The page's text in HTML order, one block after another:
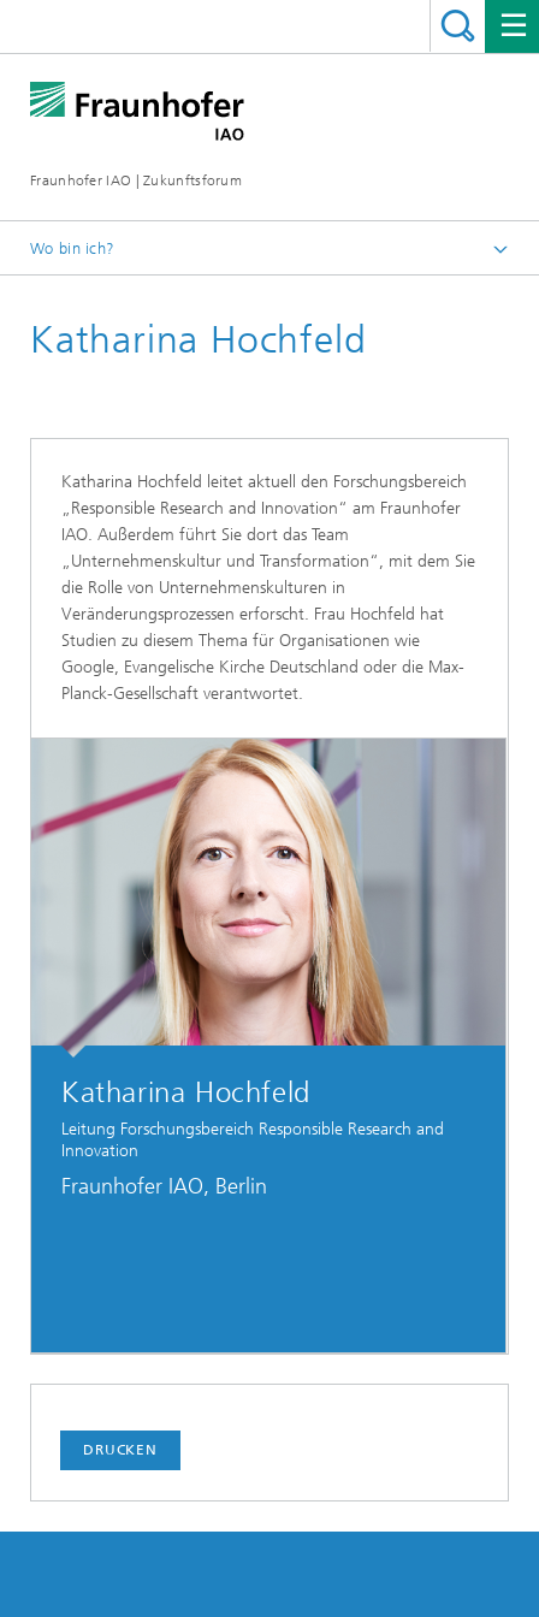
Fraunhofer IAO | Zukunftsforum
Wo bin ich?
Rückblicke
Katharina Hochfeld
Katharina Hochfeld leitet aktuell den Forschungsbereich
„Responsible Research and Innovation“ am Fraunhofer
IAO. Außerdem führt Sie dort das Team
„Unternehmenskultur und Transformation“, mit dem Sie
die Rolle von Unternehmenskulturen in
Veränderungsprozessen erforscht. Frau Hochfeld hat
Studien zu diesem Thema für Organisationen wie
Google, Evangelische Kirche Deutschland oder die Max-
Planck-Gesellschaft verantwortet.
Katharina Hochfeld
Leitung Forschungsbereich Responsible Research and
Innovation
Fraunhofer IAO, Berlin
DRUCKEN